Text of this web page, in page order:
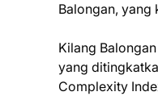
Balongan, yang
Kilang
yang
Complexity